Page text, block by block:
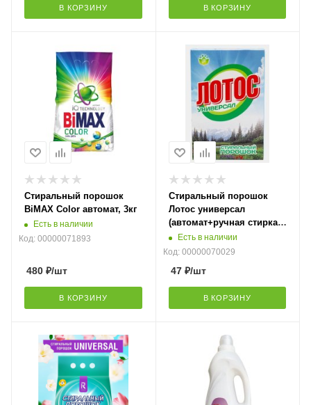
В КОРЗИНУ В КОРЗИНУ
Стиральный порошок
BiMAX Color автомат, 3кг
Есть в наличии
Код: 00000071893
480 ₽/шт
В КОРЗИНУ
Стиральный порошок
Лотос универсал
(автомат+ручная стирка)
400гр
Есть в наличии
Код: 00000070029
47₽/шт
В КОРЗИНУ